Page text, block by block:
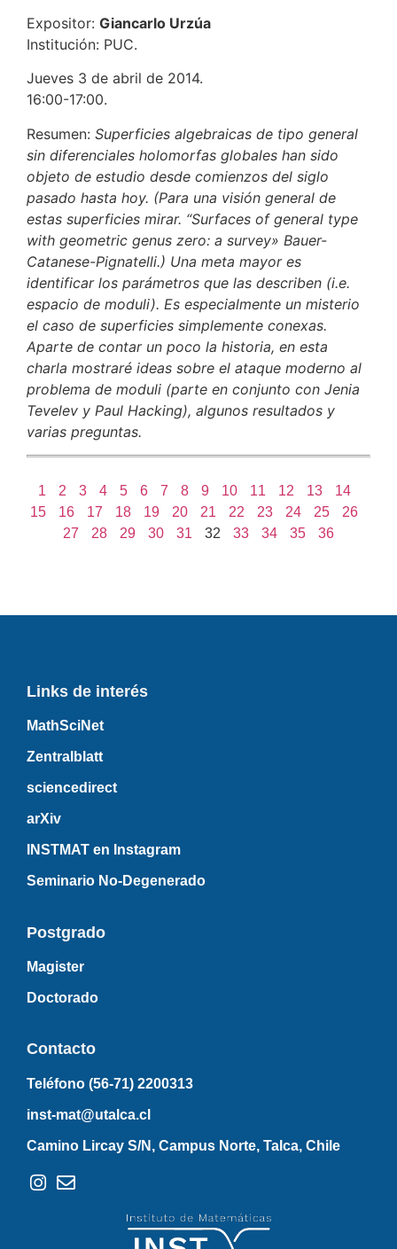
Expositor: Giancarlo Urzúa
Institución: PUC.
Jueves 3 de abril de 2014.
16:00-17:00.
Resumen: Superficies algebraicas de tipo general
sin diferenciales holomorfas globales han sido
objeto de estudio desde comienzos del siglo
pasado hasta hoy. (Para una visión general de
estas superficies mirar. “Surfaces of general type
with geometric genus zero: a survey» Bauer-
Catanese-Pignatelli.) Una meta mayor es
identificar los parámetros que las describen (i.e.
espacio de moduli). Es especialmente un misterio
el caso de superficies simplemente conexas.
Aparte de contar un poco la historia, en esta
charla mostraré ideas sobre el ataque moderno al
problema de moduli (parte en conjunto con Jenia
Tevelev y Paul Hacking), algunos resultados y
varias preguntas.
1 2 3 4 5 6 7 8 9 10 11 12 13
14
15
16 17 18 19 20 21 22 23 24 25
26
27
28 29 30 31 32 33 34 35 36
Links de interés
MathSciNet
Zentralblatt
sciencedirect
arXiv
INSTMAT en Instagram
Seminario No-Degenerado
Postgrado
Magister
Doctorado
Contacto
Teléfono (56-71) 2200313
inst-mat@utalca.cl
Camino Lircay S/N, Campus Norte, Talca, Chile